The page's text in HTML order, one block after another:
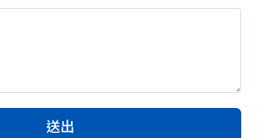
送出